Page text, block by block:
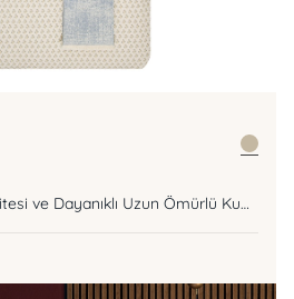
Nefes Alan Pamuk Kalitesi ve Dayanıklı Uzun Ömürlü Kumaş